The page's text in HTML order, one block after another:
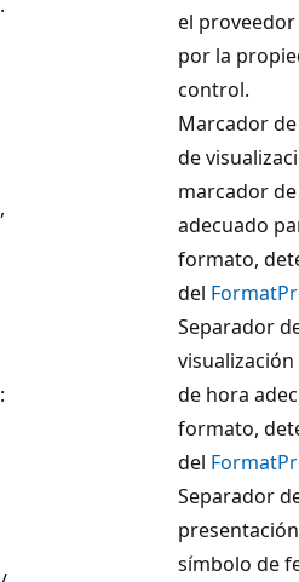
el
por la
control.
,
Marcador
de
marcador
adecuado
formato,
del
:
Separador
de hora
formato,
del
Separador
símbolo de